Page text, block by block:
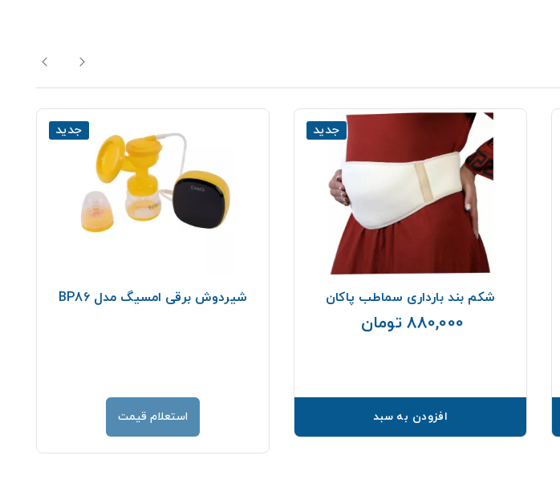
جدید
شکم بند بارداری سماطب پاکان
880,000 تومان
افزودن به سبد
جدید
شیردوش برقی امسیگ مدل BP86
استعلام قیمت